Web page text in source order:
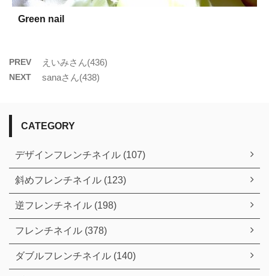
Green nail
PREV えいみさん(436)
NEXT sanaさん(438)
CATEGORY
デザインフレンチネイル (107)
斜めフレンチネイル (123)
逆フレンチネイル (198)
フレンチネイル (378)
ダブルフレンチネイル (140)